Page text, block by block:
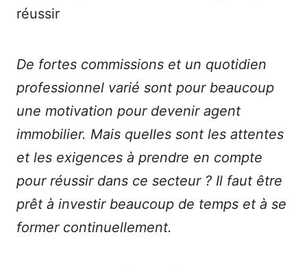
réussir
De fortes commissions et un quotidien
professionnel varié sont pour beaucoup
une motivation pour devenir agent
immobilier. Mais quelles sont les attentes
et les exigences à prendre en compte
pour réussir dans ce secteur ? Il faut être
prêt à investir beaucoup de temps et à se
former continuellement.